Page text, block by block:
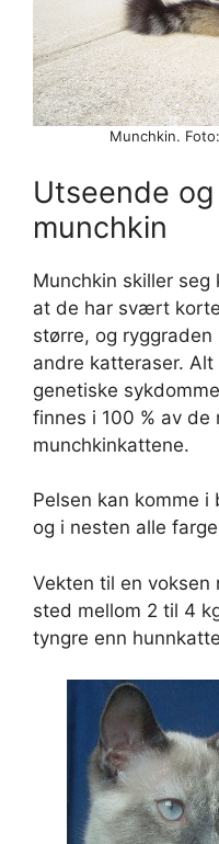
Munchkin.
Utseende
munchkin
Munchkin skiller
at de har svært
større, og
andre katteraser.
genetiske
finnes i 100 % av de
munchkinkattene.
Pelsen kan komme
og i nesten alle
Vekten til en voksen
sted mellom 2 til 4
tyngre enn